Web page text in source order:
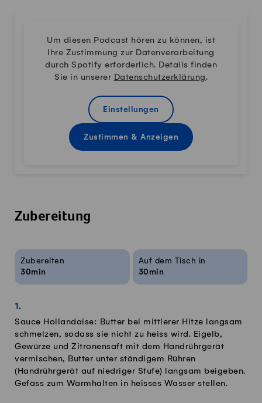
Um diesen Podcast hören zu können, ist
Ihre Zustimmung zur Datenverarbeitung
durch Spotify erforderlich. Details finden
Sie in unserer Datenschutzerklärung.
Einstellungen
Zustimmen & Anzeigen
Zubereitung
Rezeptinfos
Zubereiten
30min
Auf dem Tisch in
30min
Sauce Hollandaise: Butter bei mittlerer Hitze langsam
schmelzen, sodass sie nicht zu heiss wird. Eigelb,
Gewürze und Zitronensaft mit dem Handrührgerät
vermischen, Butter unter ständigem Rühren
(Handrührgerät auf niedriger Stufe) langsam beigeben.
Gefäss zum Warmhalten in heisses Wasser stellen.